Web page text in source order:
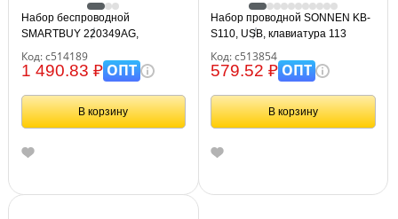
Набор беспроводной
SMARTBUY 220349AG,
колесо, черный SBC-220349AG-
Код: с514189
1 490.83 ₽ОПТ
В корзину
Набор проводной SONNEN KB-
S110, USB, клавиатура 113
dpi, черный/серебристый,
Код: с513854
579.52 ₽ОПТ
В корзину